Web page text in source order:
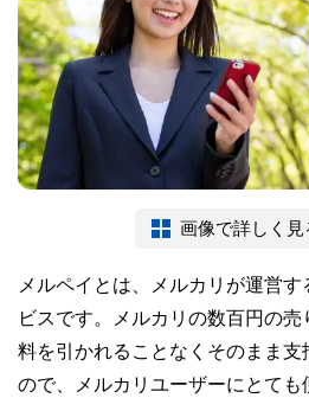
画像で詳しく見
メルペイとは、メルカリが運営
ビスです。メルカリの数百円の
料を引かれることなくそのまま支
ので、メルカリユーザーにとても